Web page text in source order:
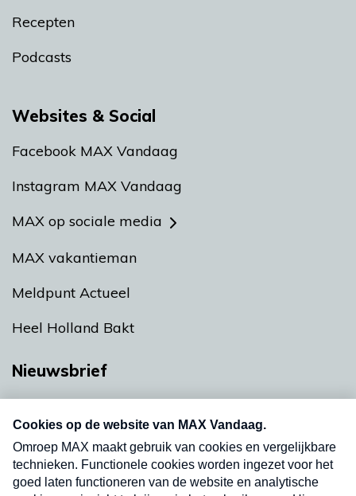
Recepten
Podcasts
Websites & Social
Facebook MAX Vandaag
Instagram MAX Vandaag
MAX op sociale media
MAX vakantieman
Meldpunt Actueel
Heel Holland Bakt
Nieuwsbrief
nieuwsbrief. Elke vrijdag- en dinsdagochtend in
uw mailbox.
Verzend